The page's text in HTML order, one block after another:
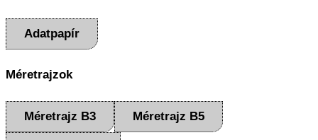
Adatpapír
Méretrajzok
Méretrajz B3 Méretrajz B5